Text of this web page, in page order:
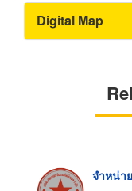
Digital Map
จำหน่า